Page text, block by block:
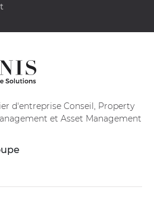
d'entreprise Conseil, Property
et Asset Management